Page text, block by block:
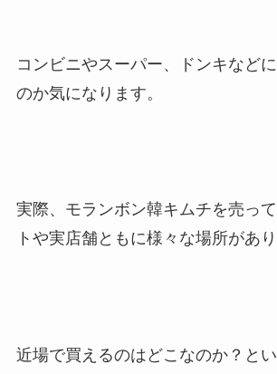
コンビニやスーパー、ドンキなど
のか気になります。
実際、モランボン韓キムチを売っ
トや実店舗ともに様々な場所があり
近場で買えるのはどこなのか？と